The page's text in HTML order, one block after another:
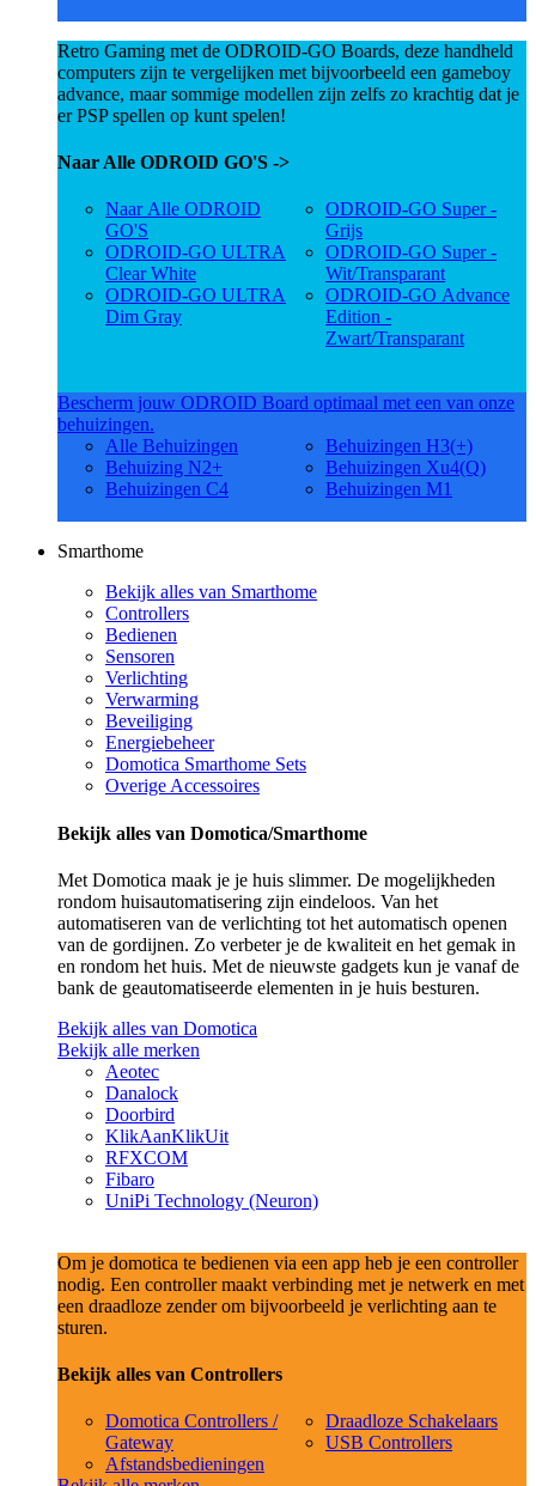
Retro Gaming met de ODROID-GO Boards, deze handheld
computers zijn te vergelijken met bijvoorbeeld een gameboy
advance, maar sommige modellen zijn zelfs zo krachtig dat je
er PSP spellen op kunt spelen!
Naar Alle ODROID GO'S ->
Naar Alle ODROID
GO'S
ODROID-GO ULTRA
Clear White
ODROID-GO ULTRA
Dim Gray
ODROID-GO Super -
Grijs
ODROID-GO Super -
Wit/Transparant
ODROID-GO Advance
Edition -
Zwart/Transparant
Bescherm jouw ODROID Board optimaal met een van onze
behuizingen.
Alle Behuizingen
Behuizing N2+
Behuizingen C4
Behuizingen H3(+)
Behuizingen Xu4(Q)
Behuizingen M1
Smarthome
Bekijk alles van Smarthome
Controllers
Bedienen
Sensoren
Verlichting
Verwarming
Beveiliging
Energiebeheer
Domotica Smarthome Sets
Overige Accessoires
Bekijk alles van Domotica/Smarthome
Met Domotica maak je je huis slimmer. De mogelijkheden
rondom huisautomatisering zijn eindeloos. Van het
automatiseren van de verlichting tot het automatisch openen
van de gordijnen. Zo verbeter je de kwaliteit en het gemak in
en rondom het huis. Met de nieuwste gadgets kun je vanaf de
bank de geautomatiseerde elementen in je huis besturen.
Bekijk alles van Domotica
Bekijk alle merken
Aeotec
Danalock
Doorbird
KlikAanKlikUit
RFXCOM
Fibaro
UniPi Technology (Neuron)
Om je domotica te bedienen via een app heb je een controller
nodig. Een controller maakt verbinding met je netwerk en met
een draadloze zender om bijvoorbeeld je verlichting aan te
sturen.
Bekijk alles van Controllers
Domotica Controllers /
Gateway
Afstandsbedieningen
Draadloze Schakelaars
USB Controllers